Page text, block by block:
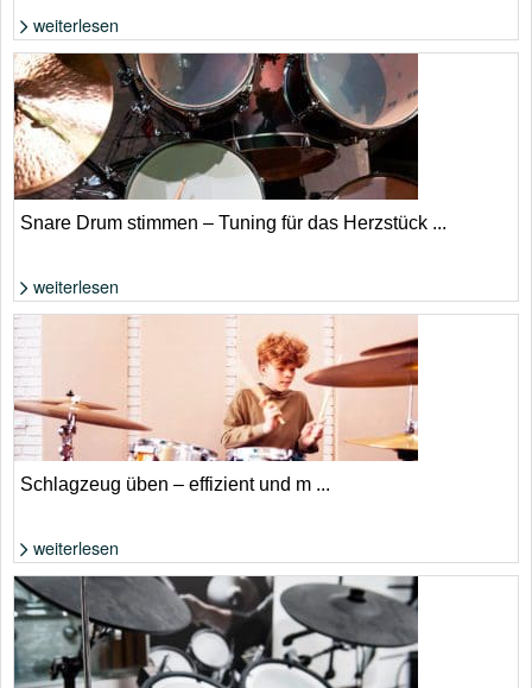
Foto: Shutterstock von Nejron Photo
weiterlesen
Foto: Shutterstock von Anna Strigana Fedotova
Snare Drum stimmen – Tuning für das Herzstück ...
weiterlesen
Foto: Shutterstock von Dmytro Vietrov
Schlagzeug üben – effizient und m ...
weiterlesen